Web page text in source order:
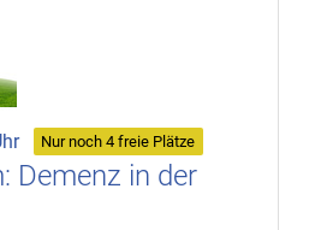
Nur noch 4 freie Plätze
Demenz in der